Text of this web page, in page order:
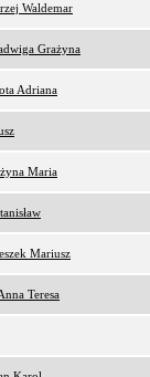
Waldemar
Grażyna
Adriana
Maria
Mariusz
Teresa